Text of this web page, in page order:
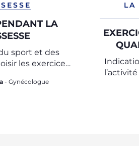
LA
sport et des
les exercices
- Gynécologue
LA